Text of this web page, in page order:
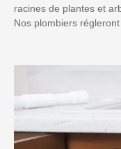
racines de plantes et
Nos plombiers